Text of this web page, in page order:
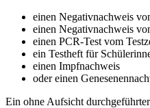
einen Negativnachweis
einen Negativnachweis
einen PCR-Test vom
ein Testheft für
einen Impfnachweis
oder einen
Ein ohne Aufsicht